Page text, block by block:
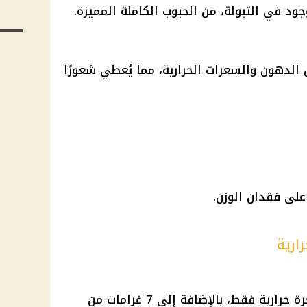
في التبولة، من الحبوب الكاملة المميزة.
الدهون والسعرات الحرارية، مما يُعطي شعورًا
فقدان الوزن.
تحتوي البيضة الواحدة على 75 سعرة حرارية فقط، بالإضافة إلى 7 غرامات من